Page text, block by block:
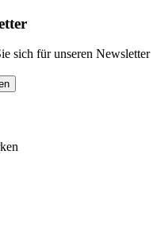
sich für unseren Newsletter